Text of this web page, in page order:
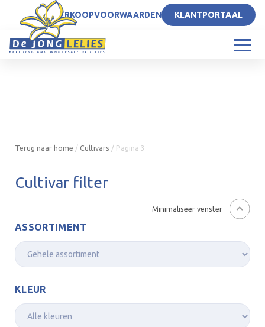
NLVERKOOPVOORWAARDEN KLANTPORTAAL
Terug naar home / Cultivars / Pagina 3
Cultivar filter
Minimaliseer venster
ASSORTIMENT
KLEUR